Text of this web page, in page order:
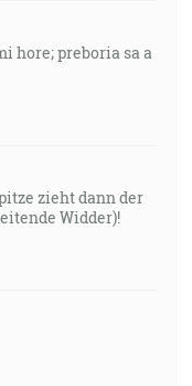
hore; preboria sa a
zieht dann der
Widder)!